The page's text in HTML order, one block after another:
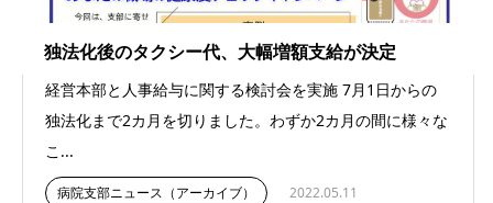
独法化後のタクシー代、大幅増額支給が決定
経営本部と人事給与に関する検討会を実施 7月1日からの
独法化まで2カ月を切りました。わずか2カ月の間に様々な
こ...
病院支部ニュース（アーカイブ）
2022.05.11